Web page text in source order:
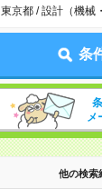
東京都 / 設計（機械
条
メ
他の検索